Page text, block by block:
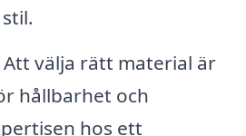
Att välja rätt material är
hållbarhet och
hos ett